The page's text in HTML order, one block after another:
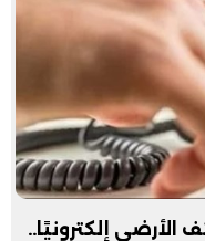
الأرضي إلكترونيًا..